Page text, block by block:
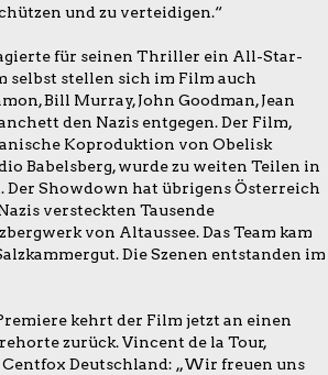
und zu verteidigen.“
für seinen Thriller ein All-Star-
selbst stellen sich im Film auch
Bill Murray, John Goodman, Jean
den Nazis entgegen. Der Film,
Koproduktion von Obelisk
Babelsberg, wurde zu weiten Teilen in
Der Showdown hat übrigens Österreich
versteckten Tausende
von Altaussee. Das Team kam
Die Szenen entstanden im
kehrt der Film jetzt an einen
zurück. Vincent de la Tour,
Deutschland: „Wir freuen uns